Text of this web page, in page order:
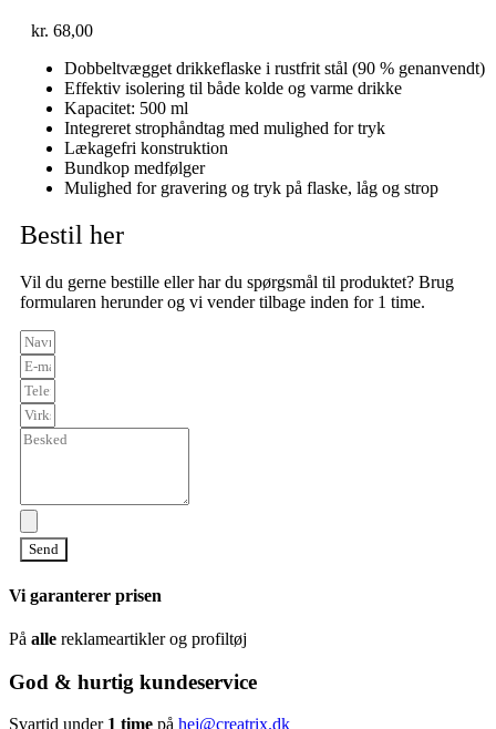
kr. 68,00
Dobbeltvægget drikkeflaske i rustfrit stål (90 % genanvendt)
Effektiv isolering til både kolde og varme drikke
Kapacitet: 500 ml
Integreret strophåndtag med mulighed for tryk
Lækagefri konstruktion
Bundkop medfølger
Mulighed for gravering og tryk på flaske, låg og strop
Bestil her
Vil du gerne bestille eller har du spørgsmål til produktet? Brug
formularen herunder og vi vender tilbage inden for 1 time.
Send
Vi garanterer prisen
På alle reklameartikler og profiltøj
God & hurtig kundeservice
Svartid under 1 time på hej@creatrix.dk